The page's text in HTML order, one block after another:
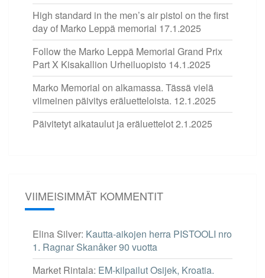
High standard in the men’s air pistol on the first
day of Marko Leppä memorial 17.1.2025
Follow the Marko Leppä Memorial Grand Prix
Part X Kisakallion Urheiluopisto 14.1.2025
Marko Memorial on alkamassa. Tässä vielä
viimeinen päivitys eräluetteloista. 12.1.2025
Päivitetyt aikataulut ja eräluettelot2.1.2025
VIIMEISIMMÄT KOMMENTIT
Elina Silver: Kautta-aikojen herra PISTOOLI nro
1. Ragnar Skanåker 90 vuotta
Market Rintala: EM-kilpailut Osijek, Kroatia.